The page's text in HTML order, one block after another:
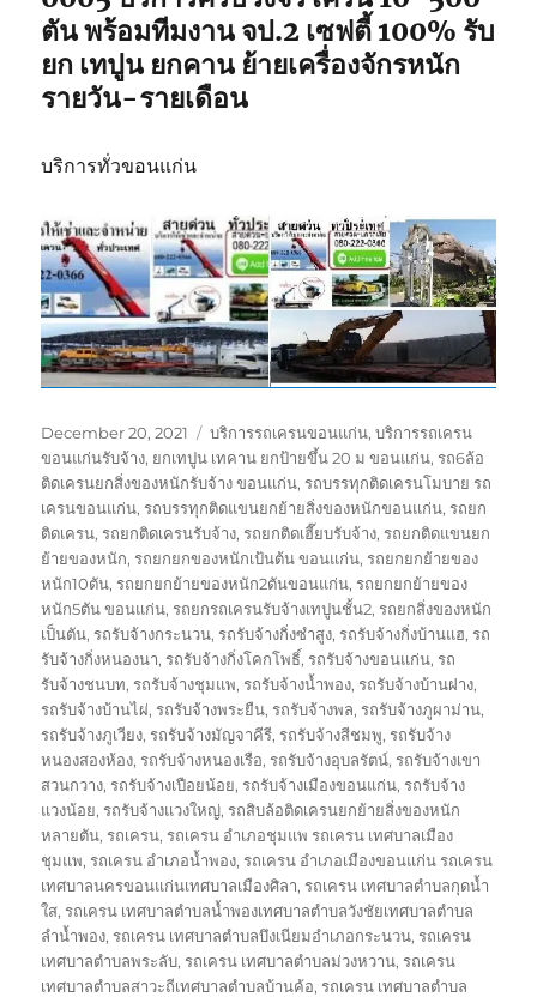
ตัน พร้อมทีมงาน จป.2 เซฟตี้ 100% รับ
ยก เทปูน ยกคาน ย้ายเครื่องจักรหนัก
รายวัน-รายเดือน
บริการทั่วขอนแก่น
Posted
on
December 20, 2021 Tags
บริการรถเครนขอนแก่น,บริการรถเครน
ขอนแก่นรับจ้าง, ยกเทปูน เทคาน ยกป้ายขึ้น 20 ม ขอนแก่น,รถ6ล้อ
ติดเครนยกสิ่งของหนักรับจ้าง ขอนแก่น,รถบรรทุกติดเครนโมบาย รถ
เครนขอนแก่น,รถบรรทุกติดแขนยกย้ายสิ่งของหนักขอนแก่น,รถยก
ติดเครน,รถยกติดเครนรับจ้าง,รถยกติดเฮี๊ยบรับจ้าง,รถยกติดแขนยก
ย้ายของหนัก,รถยกยกของหนักเป้นต้น ขอนแก่น,รถยกยกย้ายของ
หนัก10ตัน,รถยกยกย้ายของหนัก2ตันขอนแก่น,รถยกยกย้ายของ
หนัก5ตัน ขอนแก่น,รถยกรถเครนรับจ้างเทปูนชั้น2,รถยกสิ่งของหนัก
เป็นตัน,รถรับจ้างกระนวน,รถรับจ้างกิ่งซำสูง,รถรับจ้างกิ่งบ้านแฮ,รถ
รับจ้างกิ่งหนองนา,รถรับจ้างกิ่งโคกโพธิ์,รถรับจ้างขอนแก่น,รถ
รับจ้างชนบท,รถรับจ้างชุมแพ,รถรับจ้างน้ำพอง,รถรับจ้างบ้านฝาง,
รถรับจ้างบ้านไผ่,รถรับจ้างพระยืน,รถรับจ้างพล,รถรับจ้างภูผาม่าน,
รถรับจ้างภูเวียง,รถรับจ้างมัญจาคีรี,รถรับจ้างสีชมพู,รถรับจ้าง
หนองสองห้อง,รถรับจ้างหนองเรือ,รถรับจ้างอุบลรัตน์,รถรับจ้างเขา
สวนกวาง,รถรับจ้างเปือยน้อย,รถรับจ้างเมืองขอนแก่น,รถรับจ้าง
แวงน้อย,รถรับจ้างแวงใหญ่,รถสิบล้อติดเครนยกย้ายสิ่งของหนัก
หลายตัน,รถเครน,รถเครน อำเภอชุมแพ รถเครน เทศบาลเมือง
ชุมแพ,รถเครน อำเภอน้ำพอง,รถเครน อำเภอเมืองขอนแก่น รถเครน
เทศบาลนครขอนแก่นเทศบาลเมืองศิลา,รถเครน เทศบาลตำบลกุดน้ำ
ใส,รถเครน เทศบาลตำบลน้ำพองเทศบาลตำบลวังชัยเทศบาลตำบล
ลำน้ำพอง,รถเครน เทศบาลตำบลบึงเนียมอำเภอกระนวน,รถเครน
เทศบาลตำบลพระลับ,รถเครน เทศบาลตำบลม่วงหวาน,รถเครน
เทศบาลตำบลสาวะถีเทศบาลตำบลบ้านค้อ,รถเครน เทศบาลตำบล